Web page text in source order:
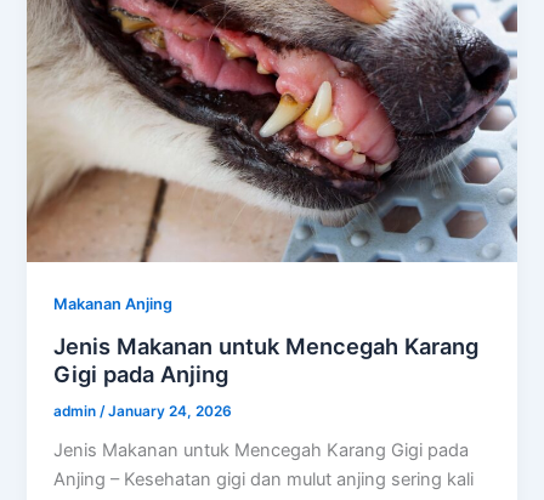
Makanan Anjing
Jenis Makanan untuk Mencegah Karang
Gigi pada Anjing
admin /January 24, 2026
Jenis Makanan untuk Mencegah Karang Gigi pada
Anjing – Kesehatan gigi dan mulut anjing sering kali